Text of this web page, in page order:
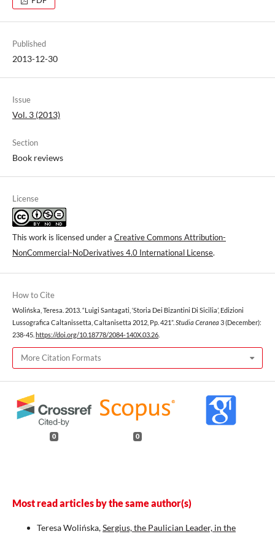
Published
2013-12-30
Issue
Vol. 3 (2013)
Section
Book reviews
License
This work is licensed under a Creative Commons Attribution-
NonCommercial-NoDerivatives 4.0 International License.
How to Cite
Wolińska, Teresa. 2013. “Luigi Santagati, ‘Storia Dei Bizantini Di Sicilia’, Edizioni
Lussografica Caltanissetta, Caltanisetta 2012, Pp. 421”. Studia Ceranea 3 (December):
238-45. https://doi.org/10.18778/2084-140X.03.26
More Citation Formats
0 0
Most read articles by the same author(s)
Teresa Wolińska,Sergius, the Paulician Leader, in the